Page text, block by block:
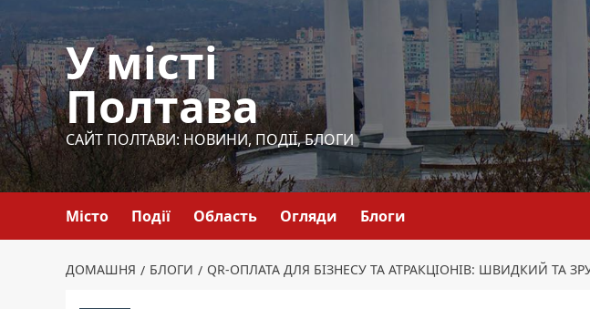
до
вмісту
У місті
Полтава
САЙТ ПОЛТАВИ: НОВИНИ, ПОДІЇ, БЛОГИ
Місто Події Область Огляди Блоги
ДОМАШНЯ БЛОГИ QR-ОПЛАТА ДЛЯ БІЗНЕСУ ТА АТРАКЦІОНІВ: ШВИДКИЙ ТА